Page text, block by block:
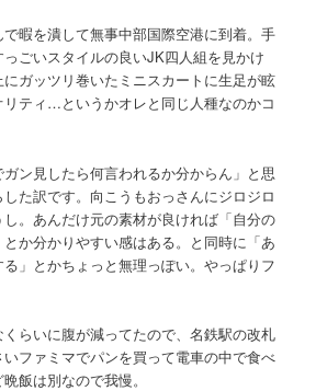
暇を潰して無事中部国際空港に到着。手
ごいスタイルの良いJK四人組を見かけ
ガッツリ巻いたミニスカートに生足が眩
リティ…というかオレと同じ人種なのかコ
ン見したら何言われるか分からん」と思
た訳です。向こうもおっさんにジロジロ
。あんだけ元の素材が良ければ「自分の
か分かりやすい感はある。と同時に「あ
」とかちょっと無理っぽい。やっぱりフ
らいに腹が減ってたので、名鉄駅の改札
ファミマでパンを買って電車の中で食べ
飯は別なので我慢。